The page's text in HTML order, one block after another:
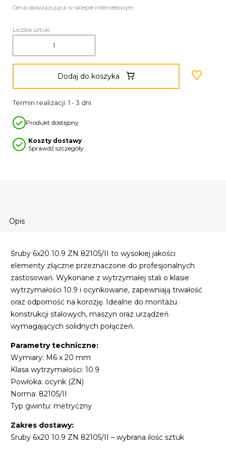
Opis
Śruby 6x20 10.9 ZN 82105/II to wysokiej jakości
elementy złączne przeznaczone do profesjonalnych
zastosowań. Wykonane z wytrzymałej stali o klasie
wytrzymałości 10.9 i ocynkowane, zapewniają trwałość
oraz odporność na korozję. Idealne do montażu
konstrukcji stalowych, maszyn oraz urządzeń
wymagających solidnych połączeń.
Parametry techniczne:
Wymiary: M6 x 20 mm
Klasa wytrzymałości: 10.9
Powłoka: ocynk (ZN)
Norma: 82105/II
Typ gwintu: metryczny
Zakres dostawy:
Śruby 6x20 10.9 ZN 82105/II – wybrana ilość sztuk
Cena obowiązująca w sklepie internetowym.
Liczba sztuk:
Dodaj do koszyka
Termin realizacji: 1 - 3 dni
Produkt dostępny
Koszty dostawy
Sprawdź szczegóły